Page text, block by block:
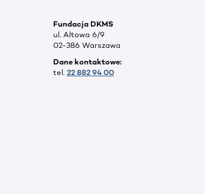
Fundacja DKMS
ul. Altowa 6/9
02-386 Warszawa
Dane kontaktowe:
tel. 22 882 94 00